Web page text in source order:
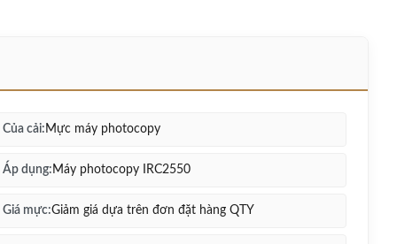
Của cải: Mực máy photocopy
Áp dụng: Máy photocopy IRC2550
Giá mực:Giảm giá dựa trên đơn đặt hàng QTY